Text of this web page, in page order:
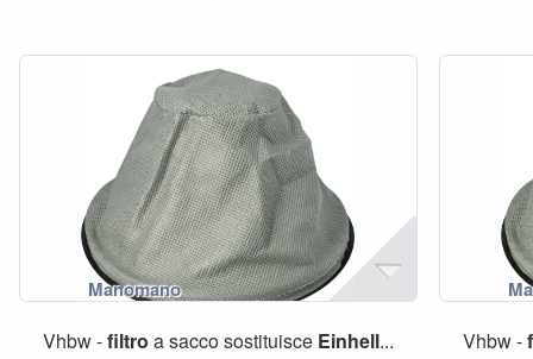
Vhbw -filtro a sacco sostituisce Einhell...
Vhbw -